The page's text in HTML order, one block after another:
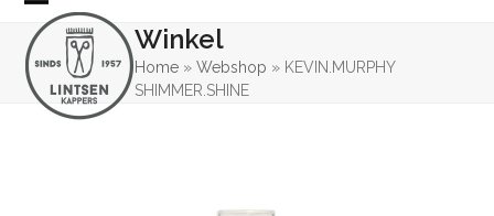
Skip
content
Open
mobile
menu
Close
mobile
menu
Winkel
Home »Webshop » KEVIN.MURPHY
SHIMMER.SHINE